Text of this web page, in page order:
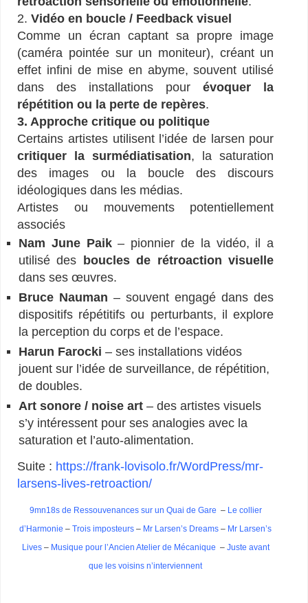
2.Vidéo en boucle / Feedback visuel
Comme un écran captant sa propre image
(caméra pointée sur un moniteur), créant un
effet infini de mise en abyme, souvent utilisé
dans des installations pourévoquer la
répétition ou la perte de repères.
3. Approche critique ou politique
Certains artistes utilisent l’idée de larsen pour
critiquer la surmédiatisation, la saturation
des images ou la boucle des discours
idéologiques dans les médias.
Artistes ou mouvements potentiellement
associés
Nam June Paik– pionnier de la vidéo, il a
utilisé des
boucles de rétroaction visuelle
dans ses œuvres.
Bruce Nauman – souvent engagé dans des
dispositifs répétitifs ou perturbants, il explore
la perception du corps et de l’espace.
Harun Farocki – ses installations vidéos
jouent sur l’idée de surveillance, de répétition,
de doubles.
Art sonore / noise art– des artistes visuels
s’y intéressent pour ses analogies avec la
saturation et l’auto-alimentation.
Suite : https://frank-lovisolo.fr/WordPress/mr-
larsens-lives-retroaction/
9mn18s de Ressouvenances sur un Quai de Gare – Le collier
d’Harmonie –Trois imposteurs – Mr Larsen’s Dreams – Mr Larsen’s
Lives– Musique pour l’Ancien Atelier de Mécanique – Juste avant
que les voisins n’interviennent